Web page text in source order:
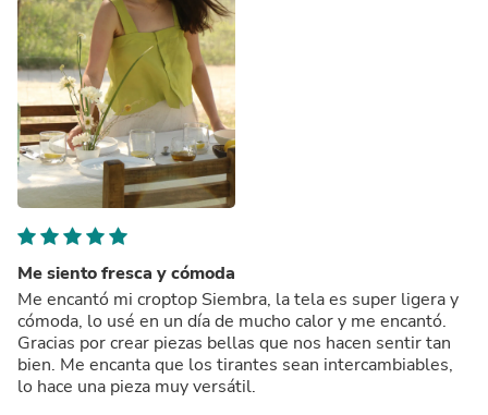
Me siento fresca y cómoda
Me encantó mi croptop Siembra, la tela es super ligera y
cómoda, lo usé en un día de mucho calor y me encantó.
Gracias por crear piezas bellas que nos hacen sentir tan
bien. Me encanta que los tirantes sean intercambiables,
lo hace una pieza muy versátil.